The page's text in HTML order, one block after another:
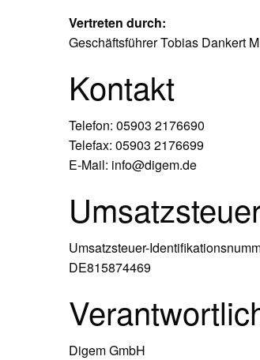
Vertreten durch:
Geschäftsführer Tobias Dankert
Kontakt
Telefon: 05903 2176690
Telefax: 05903 2176699
E-Mail: info@digem.de
Umsatzsteuer-
DE815874469
Digem GmbH